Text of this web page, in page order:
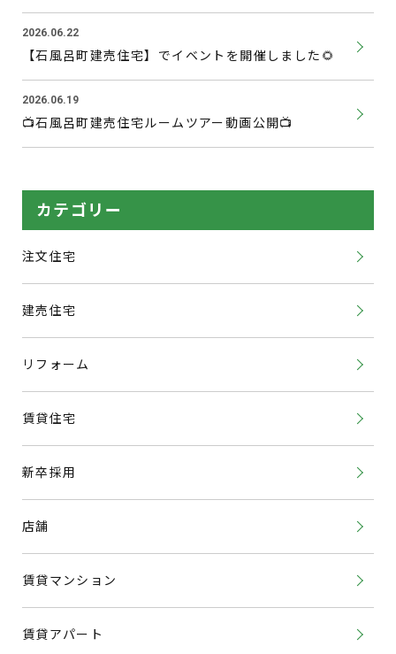
2026.06.22
【石風呂町建売住宅】でイベントを開催しました🌻
2026.06.19
📺石風呂町建売住宅ルームツアー動画公開📺
カテゴリー
注文住宅
建売住宅
リフォーム
賃貸住宅
新卒採用
店舗
賃貸マンション
賃貸アパート